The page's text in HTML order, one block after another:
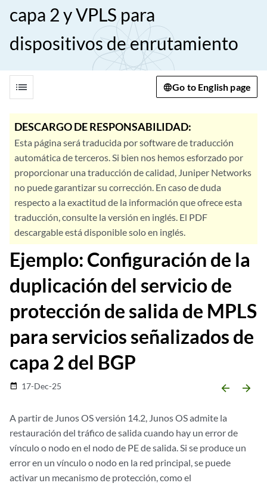
capa 2 y VPLS para
dispositivos de enrutamiento
list Go to English page
DESCARGO DE RESPONSABILIDAD:
Esta página será traducida por software de traducción
automática de terceros. Si bien nos hemos esforzado por
proporcionar una traducción de calidad, Juniper Networks
no puede garantizar su corrección. En caso de duda
respecto a la exactitud de la información que ofrece esta
traducción, consulte la versión en inglés. El PDF
descargable está disponible solo en inglés.
Ejemplo: Configuración de la
duplicación del servicio de
protección de salida de MPLS
para servicios señalizados de
capa 2 del BGP
date_range 17-Dec-25 arrow_backward arrow_forward
A partir de Junos OS versión 14.2, Junos OS admite la
restauración del tráfico de salida cuando hay un error de
vínculo o nodo en el nodo de PE de salida. Si se produce un
error en un vínculo o nodo en la red principal, se puede
activar un mecanismo de protección, como el